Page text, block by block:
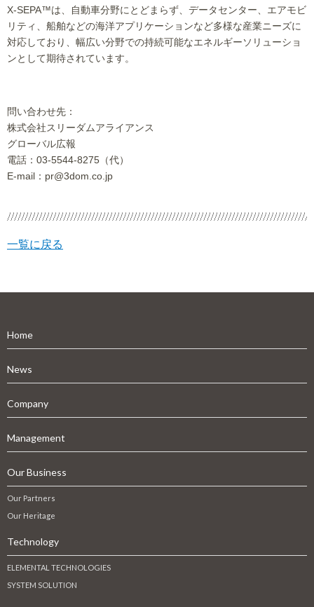
X-SEPA™は、自動車分野にとどまらず、データセンター、エアモビ
リティ、船舶などの海洋アプリケーションなど多様な産業ニーズに
対応しており、幅広い分野での持続可能なエネルギーソリューショ
ンとして期待されています。
問い合わせ先：
株式会社スリーダムアライアンス
グローバル広報
電話：03-5544-8275（代）
E-mail：pr@3dom.co.jp
一覧に戻る
Home
News
Company
Management
Our Business
Our Partners
Our Heritage
Technology
ELEMENTAL TECHNOLOGIES
SYSTEM SOLUTION